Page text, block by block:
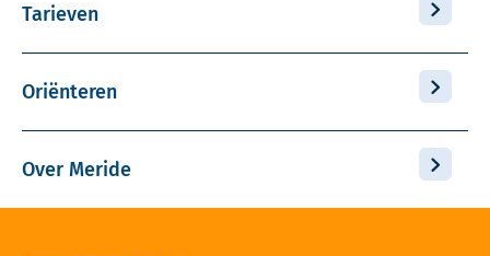
Tarieven
Oriënteren
Over Meride